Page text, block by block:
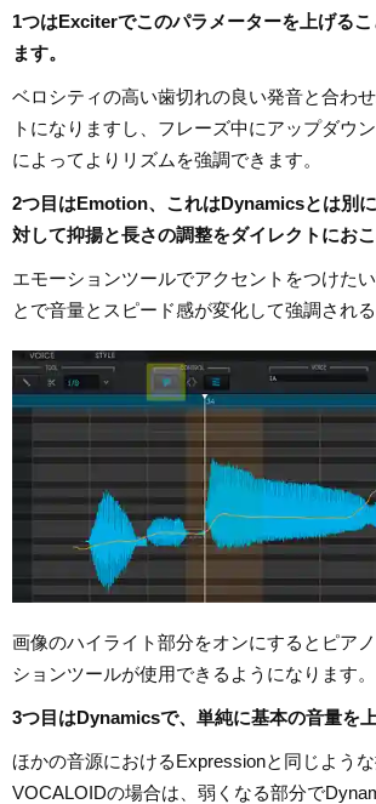
1つはExciterでこのパラメーターを上げる
ます。
ベロシティの高い歯切れの良い発音と合わ
トになりますし、フレーズ中にアップダウ
によってよりリズムを強調できます。
2つ目はEmotion、これはDynamicsとは別
対して抑揚と長さの調整をダイレクトにおこ
エモーションツールでアクセントをつけた
とで音量とスピード感が変化して強調される
画像のハイライト部分をオンにするとピア
ションツールが使用できるようになります。
3つ目はDynamicsで、単純に基本の音量を
ほかの音源におけるExpressionと同じような
VOCALOIDの場合は、弱くなる部分で